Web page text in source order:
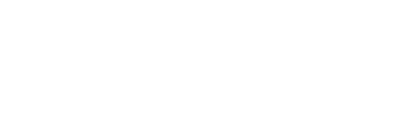
ありません。
です。
ず変更すること